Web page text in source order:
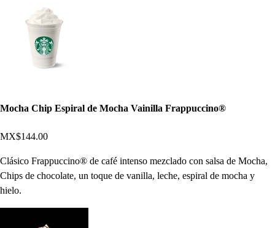
Mocha Chip Espiral de Mocha Vainilla Frappuccino®
MX$144.00
Clásico Frappuccino® de café intenso mezclado con salsa de Mocha,
Chips de chocolate, un toque de vanilla, leche, espiral de mocha y
hielo.